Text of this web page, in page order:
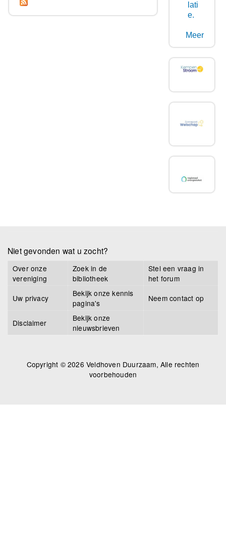
lati
e.
Meer
Niet gevonden wat u zocht?
Over onze
vereniging
Zoek in de
bibliotheek
Stel een vraag in
het forum
Uw privacy
Bekijk onze kennis
pagina's
Neem contact op
Disclaimer
Bekijk onze
nieuwsbrieven
Copyright © 2026 Veldhoven Duurzaam, Alle rechten
voorbehouden